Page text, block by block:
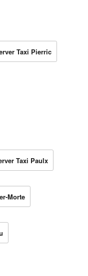
Taxi Pierric
Taxi Paulx
Morte